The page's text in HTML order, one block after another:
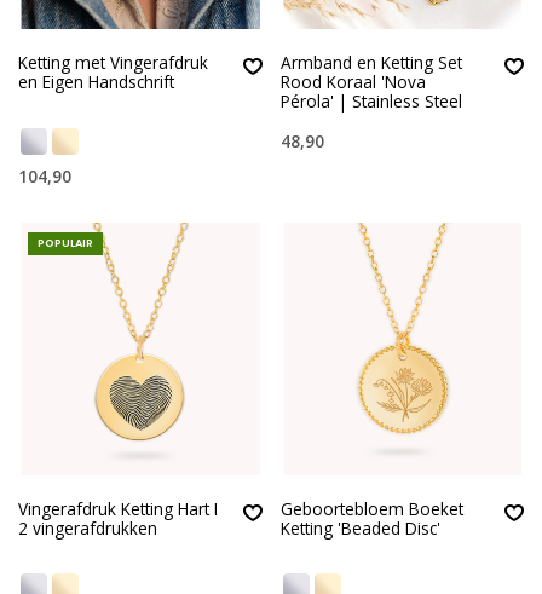
Ketting met Vingerafdruk
en Eigen Handschrift
104,90
Armband en Ketting Set
Rood Koraal 'Nova
Pérola' | Stainless Steel
48,90
POPULAIR
Vingerafdruk Ketting Hart I
2 vingerafdrukken
Geboortebloem Boeket
Ketting 'Beaded Disc'